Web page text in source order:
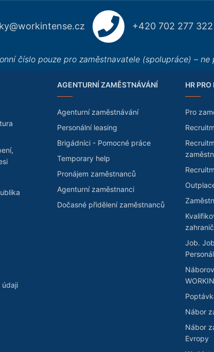
+420 702 277 322
číslo pouze pro zaměstnavatele (spolupráce) –
údaji
AGENTURNÍ ZAMĚSTNÁVÁNÍ
Agenturní zaměstnávání
Personální leasing
Brigádníci - Pomocné práce
Temporary help
Pronájem zaměstnanců
Agenturní zaměstnanci
Dočasné přidělení zaměstnanců
HR
Pro
Job.
Nábor
Nábor
Evropy